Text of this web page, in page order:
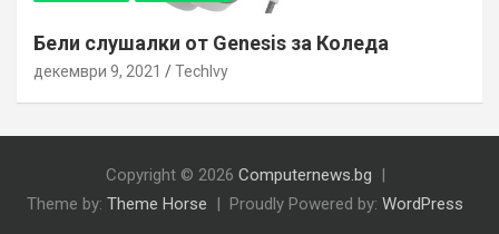
Бели слушалки от Genesis за Коледа
декември 9, 2021 TechIvy
Copyright © 2026 Computernews.bg
Theme by: Theme Horse Proudly Powered by: WordPress